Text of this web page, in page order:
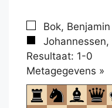
Bok,
Johannessen,
Resultaat: 1-0
Metagegevens »